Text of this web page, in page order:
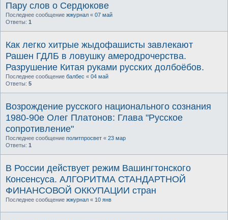
Пару слов о Сердюкове
Последнее сообщение жжурнал « 07 май
Ответы: 1
Как легко хитрые жыдофашисты завлекают
Рашен ГДЛБ в ловушку амеродрочерства.
Разрушение Китая руками русских долбоёбов.
Последнее сообщение балбес « 04 май
Ответы: 5
Возрождение русского национального сознания
1980-90е Олег Платонов: Глава "Русское
сопротивление"
Последнее сообщение политпросвет « 23 мар
Ответы: 1
В России действует режим Вашингтонского
Консенсуса. АЛГОРИТМА СТАНДАРТНОЙ
ФИНАНСОВОЙ ОККУПАЦИИ стран
Последнее сообщение жжурнал « 10 янв